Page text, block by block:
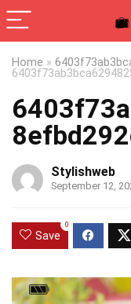
Home »
Stylishweb
September 12,
Save
0